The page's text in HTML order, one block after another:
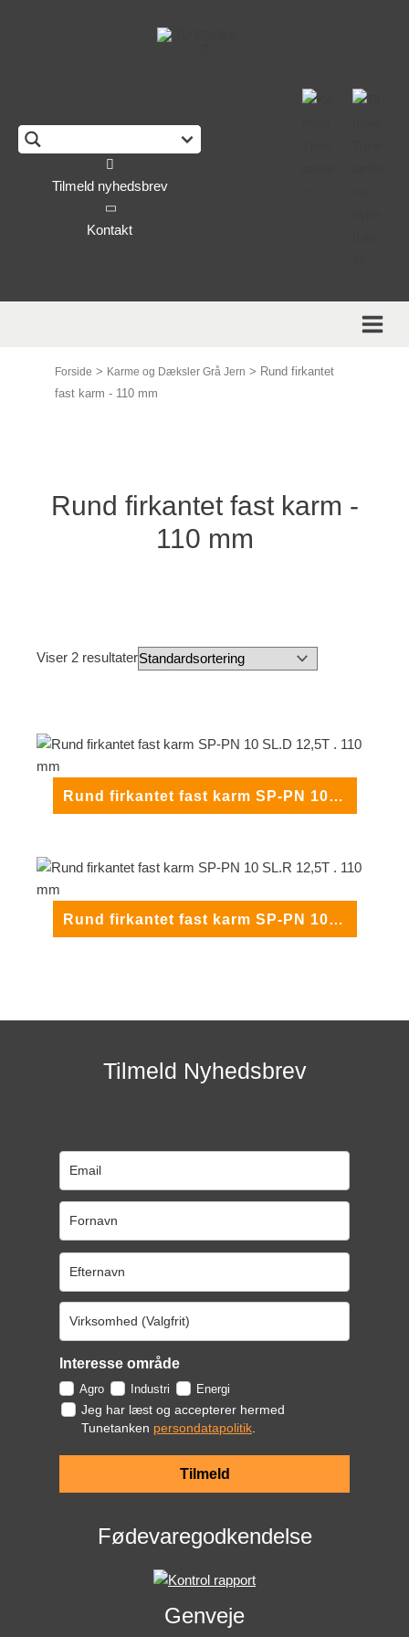
Tilmeld nyhedsbrev
Kontakt
Forside > Karme og Dæksler Grå Jern > Rund firkantet
fast karm - 110 mm
Rund firkantet fast karm -
110 mm
Viser 2 resultater
Rund firkantet fast karm SP-PN 10 SL.D 12,5T . 110 mm
Rund firkantet fast karm SP-PN 10 SL.R 12,5T . 110 mm
Tilmeld Nyhedsbrev
Interesse område
Agro Industri Energi
Jeg har læst og accepterer hermed
Tunetanken persondatapolitik
Tilmeld
Fødevaregodkendelse
Genveje
This form is temporarily unavailable.